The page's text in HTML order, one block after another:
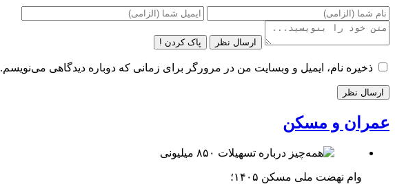
ارسال نظر پاک کردن !
ذخیره نام، ایمیل و وبسایت من در مرورگر برای زمانی که دوباره دیدگاهی می‌نویسم.
عمران و مسکن
وام نهضت ملی مسکن ۱۴۰۵؛